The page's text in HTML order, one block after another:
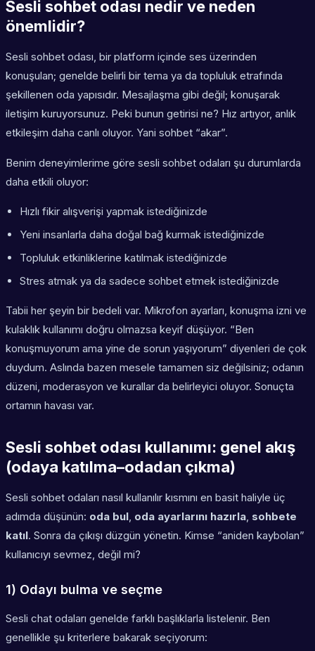
Sesli sohbet odası nedir ve neden
önemlidir?
Sesli sohbet odası, bir platform içinde ses üzerinden
konuşulan; genelde belirli bir tema ya da topluluk etrafında
şekillenen oda yapısıdır. Mesajlaşma gibi değil; konuşarak
iletişim kuruyorsunuz. Peki bunun getirisi ne? Hız artıyor, anlık
etkileşim daha canlı oluyor. Yani sohbet “akar”.
Benim deneyimlerime göre sesli sohbet odaları şu durumlarda
daha etkili oluyor:
Hızlı fikir alışverişi yapmak istediğinizde
Yeni insanlarla daha doğal bağ kurmak istediğinizde
Topluluk etkinliklerine katılmak istediğinizde
Stres atmak ya da sadece sohbet etmek istediğinizde
Tabii her şeyin bir bedeli var. Mikrofon ayarları, konuşma izni ve
kulaklık kullanımı doğru olmazsa keyif düşüyor. “Ben
konuşmuyorum ama yine de sorun yaşıyorum” diyenleri de çok
duydum. Aslında bazen mesele tamamen siz değilsiniz; odanın
düzeni, moderasyon ve kurallar da belirleyici oluyor. Sonuçta
ortamın havası var.
Sesli sohbet odası kullanımı: genel akış
(odaya katılma–odadan çıkma)
Sesli sohbet odaları nasıl kullanılır kısmını en basit haliyle üç
adımda düşünün: oda bul, oda ayarlarını hazırla, sohbete
katıl. Sonra da çıkışı düzgün yönetin. Kimse “aniden kaybolan”
kullanıcıyı sevmez, değil mi?
1) Odayı bulma ve seçme
Sesli chat odaları genelde farklı başlıklarla listelenir. Ben
genellikle şu kriterlere bakarak seçiyorum: